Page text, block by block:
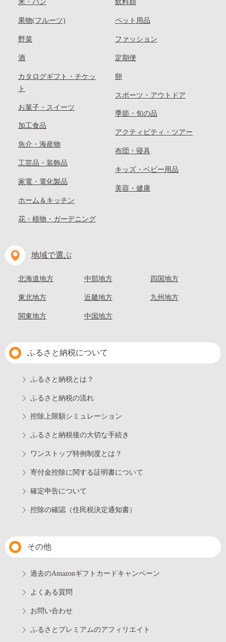
米・パン
果物(フルーツ)
野菜
酒
カタログギフト・チケッ
ト
お菓子・スイーツ
加工食品
魚介・海産物
工芸品・装飾品
家電・電化製品
ホーム＆キッチン
花・植物・ガーデニング
飲料類
ペット用品
ファッション
定期便
卵
スポーツ・アウトドア
季節・旬の品
アクティビティ・ツアー
布団・寝具
キッズ・ベビー用品
美容・健康
地域で選ぶ
北海道地方
東北地方
関東地方
中部地方
近畿地方
中国地方
四国地方
九州地方
ふるさと納税について
ふるさと納税とは？
ふるさと納税の流れ
控除上限額シミュレーション
ふるさと納税後の大切な手続き
ワンストップ特例制度とは？
寄付金控除に関する証明書について
確定申告について
控除の確認（住民税決定通知書）
その他
過去のAmazonギフトカードキャンペーン
よくある質問
お問い合わせ
ふるさとプレミアムのアフィリエイト